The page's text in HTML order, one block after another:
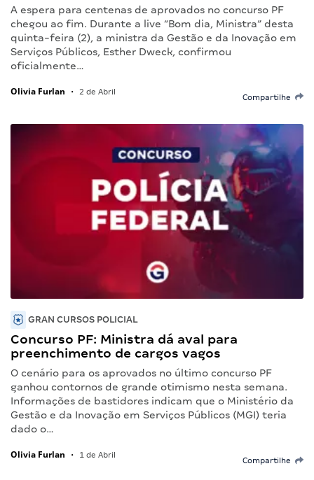
A espera para centenas de aprovados no concurso PF
chegou ao fim. Durante a live “Bom dia, Ministra” desta
quinta-feira (2), a ministra da Gestão e da Inovação em
Serviços Públicos, Esther Dweck, confirmou
oficialmente…
Olivia Furlan • 2 de Abril
Compartilhe
GRAN CURSOS POLICIAL
Concurso PF: Ministra dá aval para
preenchimento de cargos vagos
O cenário para os aprovados no último concurso PF
ganhou contornos de grande otimismo nesta semana.
Informações de bastidores indicam que o Ministério da
Gestão e da Inovação em Serviços Públicos (MGI) teria
dado o…
Olivia Furlan • 1 de Abril
Compartilhe